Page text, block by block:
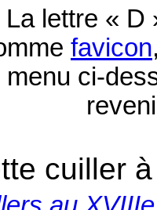
La lettre « D
favicon
menu ci-
cuiller